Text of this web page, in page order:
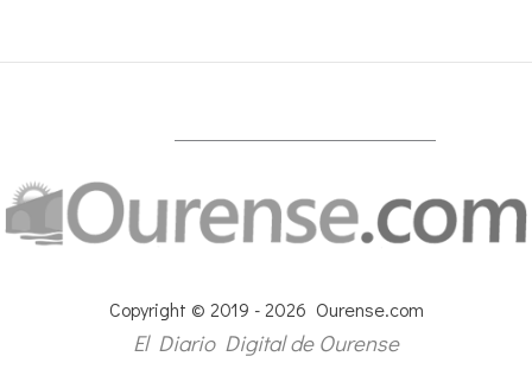
Copyright © 2019 - 2026 Ourense.com
El Diario Digital de Ourense